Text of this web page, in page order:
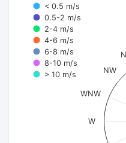
< 0.5 m/s
0.5-2 m/s
2-4 m/s
4-6 m/s
6-8 m/s
8-10 m/s
> 10 m/s
W
WNW
NW